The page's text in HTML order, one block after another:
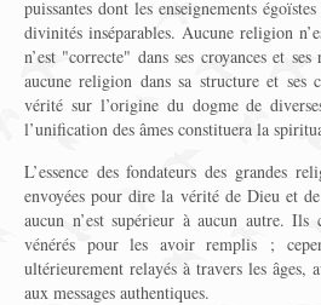
puissantes dont les enseignements
divinités inséparables. Aucune religion
n’est "correcte" dans ses croyances et
aucune religion dans sa structure et ses
vérité sur l’origine du dogme de
l’unification des âmes constituera la
L’essence des fondateurs des grandes
envoyées pour dire la vérité de Dieu et
aucun n’est supérieur à aucun autre. Ils
vénérés pour les avoir remplis ;
ultérieurement relayés à travers les âges,
aux messages authentiques.